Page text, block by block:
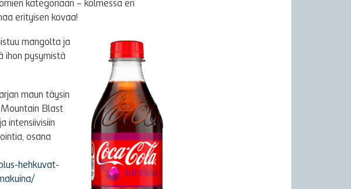
kategoriaan – kolmessa eri
erityisen kovaa!
mangolta ja
ihon pysymistä
maun täysin
Blast
intensiivisiin
osana
hehkuvat-